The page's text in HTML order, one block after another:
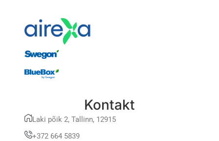
Kontakt
Laki põik 2, Tallinn, 12915
+372 664 5839